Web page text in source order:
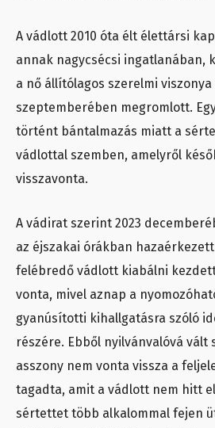
A vádlott 2010 óta élt élettársi
annak nagycsécsi ingatlanában,
a nő állítólagos szerelmi viszonya
szeptemberében megromlott.
történt bántalmazás miatt a
vádlottal szemben, amelyről
visszavonta.
A vádirat szerint 2023
az éjszakai órákban
felébredő vádlott kiabálni
vonta, mivel aznap a
gyanúsítotti kihallgatásra szóló
részére. Ebből nyilvánvalóvá vált
asszony nem vonta vissza a
tagadta, amit a vádlott nem hitt
sértettet több alkalommal fejen